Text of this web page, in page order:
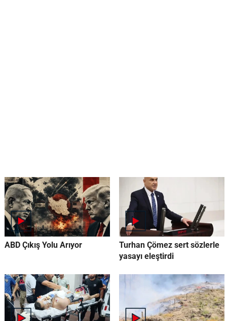
ABD Çıkış Yolu Arıyor
Turhan Çömez sert sözlerle
yasayı eleştirdi